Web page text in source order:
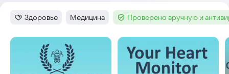
Категория:
Здоровье Тег:
Медицина Тег :Проверено вручную и
Скриншоты